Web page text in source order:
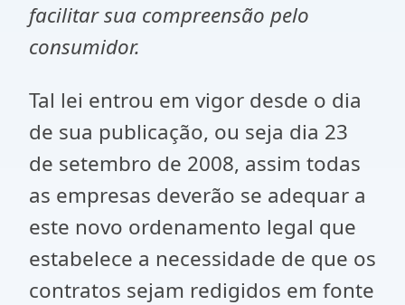
facilitar sua compreensão pelo
consumidor.
Tal lei entrou em vigor desde o dia
de sua publicação, ou seja dia 23
de setembro de 2008, assim todas
as empresas deverão se adequar a
este novo ordenamento legal que
estabelece a necessidade de que os
contratos sejam redigidos em fonte